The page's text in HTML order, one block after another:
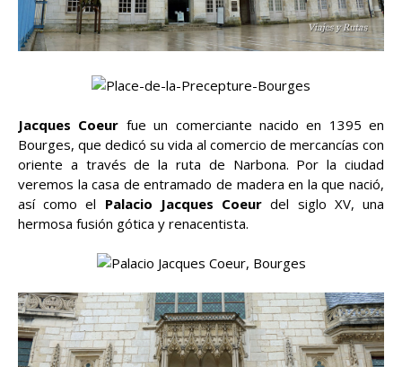
Jacques Coeur fue un comerciante nacido en 1395 en
Bourges, que dedicó su vida al comercio de mercancías con
oriente a través de la ruta de Narbona. Por la ciudad
veremos la casa de entramado de madera en la que nació,
así como el Palacio Jacques Coeur del siglo XV, una
hermosa fusión gótica y renacentista.